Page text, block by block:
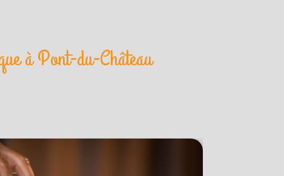
à Pont-du-Château